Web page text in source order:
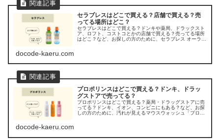
セラブレスはどこで買える？店舗で買える？売
ってる場所はどこ？
セラブレスはどこで買える？ドンキや薬局、ドラックスト
ア、ロフト、コストコとかの店舗で買える？売ってる場所
はどこ？など、お探しの方のために、セラブレス オーラル
docode-kaeru.com
プロポリンスはどこで買える？ドンキ、ドラッ
グストアで売ってる？
プロポリンスはどこで買える？薬局・ドラッグストアに売
ってる？ドンキ、イオン、コンビニにもある？など、お探
しの方のために、汚れが見えるマウスウォッシュ「プロポ
docode-kaeru.com